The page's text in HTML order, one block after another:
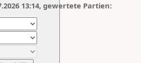
13:14, gewertete Partien: